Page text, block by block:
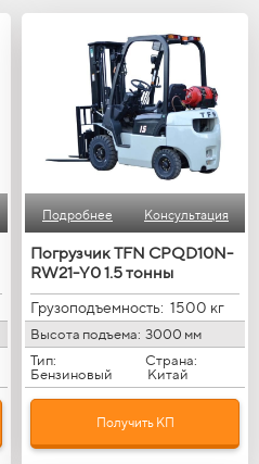
Подробнее Консультация
Погрузчик TFN CPQD10N-
RW21-Y0 1.5 тонны
Грузоподъемность: 1500 кг
Высота подъема: 3000 мм
Тип:
Бензиновый
Страна:
Китай
Получить КП